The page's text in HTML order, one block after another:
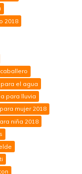
2018
el agua
para lluvia
mujer 2018
niña 2018